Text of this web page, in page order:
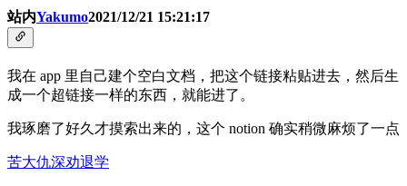
站内Yakumo2021/12/21 15:21:17
我在 app 里自己建个空白文档，把这个链接粘贴进去，然后生
成一个超链接一样的东西，就能进了。
我琢磨了好久才摸索出来的，这个 notion 确实稍微麻烦了一点
苦大仇深劝退学